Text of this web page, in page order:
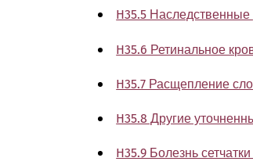
H35.5
H35.6 Ретинальное
H35.7 Расщепление
H35.8 Другие
H35.9 Болезнь